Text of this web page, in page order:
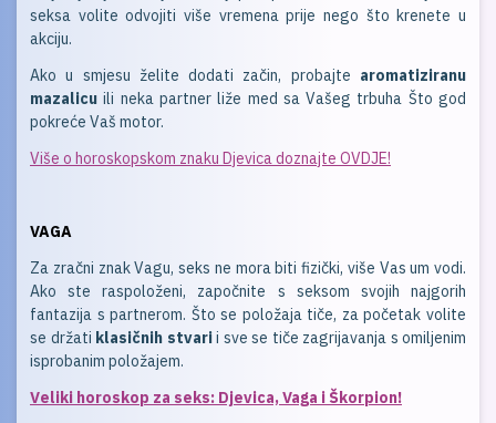
seksa volite odvojiti više vremena prije nego što krenete u
akciju.
Ako u smjesu želite dodati začin, probajte aromatiziranu
mazalicu ili neka partner liže med sa Vašeg trbuha Što god
pokreće Vaš motor.
Više o horoskopskom znaku Djevica doznajte OVDJE!
VAGA
Za zračni znak Vagu, seks ne mora biti fizički, više Vas um vodi.
Ako ste raspoloženi, započnite s seksom svojih najgorih
fantazija s partnerom. Što se položaja tiče, za početak volite
se držati klasičnih stvarii sve se tiče zagrijavanja s omiljenim
isprobanim položajem.
Veliki horoskop za seks: Djevica, Vaga i Škorpion!